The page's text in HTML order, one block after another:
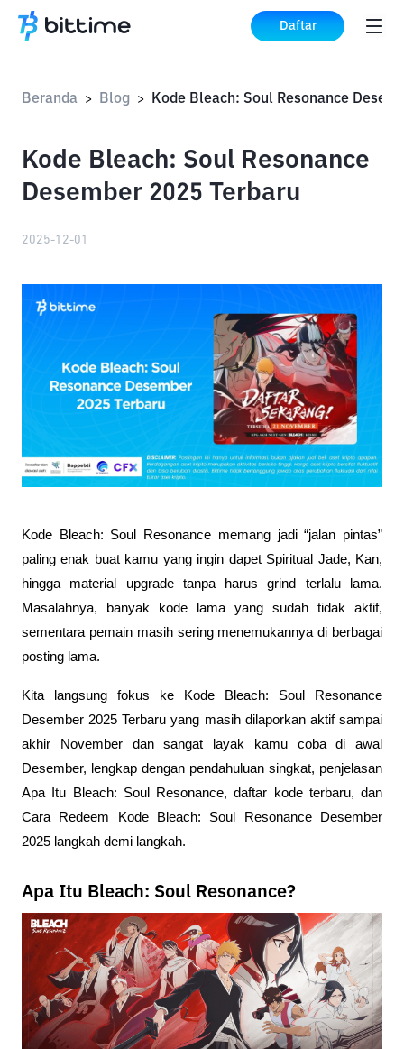
Daftar
Beranda > Blog >
Kode Bleach: Soul Resonance
Desember 2025 Terbaru
2025-12-01
Kode Bleach: Soul Resonance memang jadi “jalan pintas”
paling enak buat kamu yang ingin dapet Spiritual Jade, Kan,
hingga material upgrade tanpa harus grind terlalu lama.
Masalahnya, banyak kode lama yang sudah tidak aktif,
sementara pemain masih sering menemukannya di berbagai
posting lama.
Kita langsung fokus ke Kode Bleach: Soul Resonance
Desember 2025 Terbaru yang masih dilaporkan aktif sampai
akhir November dan sangat layak kamu coba di awal
Desember, lengkap dengan pendahuluan singkat, penjelasan
Apa Itu Bleach: Soul Resonance, daftar kode terbaru, dan
Cara Redeem Kode Bleach: Soul Resonance Desember
2025 langkah demi langkah.
Apa Itu Bleach: Soul Resonance?